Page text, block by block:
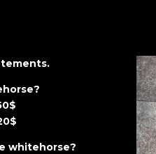
whitehorse?